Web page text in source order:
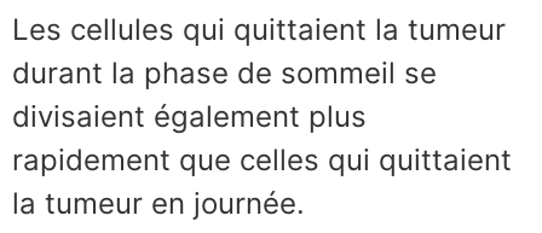
Les cellules qui quittaient la tumeur
durant la phase de sommeil se
divisaient également plus
rapidement que celles qui quittaient
la tumeur en journée.